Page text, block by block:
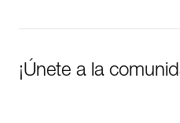
¡Únete a la